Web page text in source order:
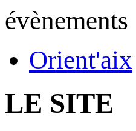
évènements
Orient'aix
LE SITE